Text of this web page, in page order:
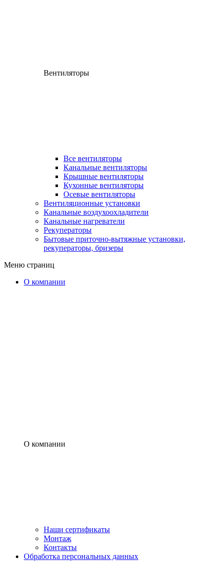
Вентиляторы
Все вентиляторы
Канальные вентиляторы
Крышные вентиляторы
Кухонные вентиляторы
Осевые вентиляторы
Вентиляционные установки
Канальные воздухоохладители
Канальные нагреватели
Рекуператоры
Бытовые приточно-вытяжные установки,
рекуператоры, бризеры
Меню страниц
О компании
О компании
Наши сертификаты
Монтаж
Контакты
Обработка персональных данных